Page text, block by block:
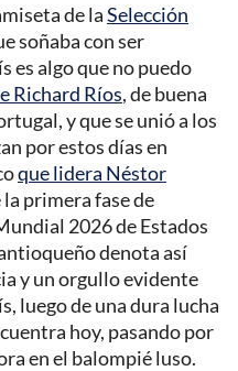
de laSelección
soñaba con ser
es algo que no puedo
Richard Ríos, de buena
y que se unió a los
por estos días en
que lidera Néstor
primera fase de
2026 de Estados
denota así
y un orgullo evidente
luego de una dura lucha
hoy, pasando por
en el balompié luso.